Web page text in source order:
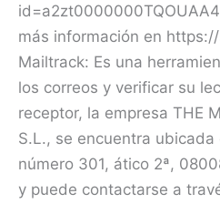
más información en
Mailtrack: Es una
los correos y verificar su
receptor, la empresa THE
S.L., se encuentra ubicada
número 301, ático 2ª,
y puede contactarse a